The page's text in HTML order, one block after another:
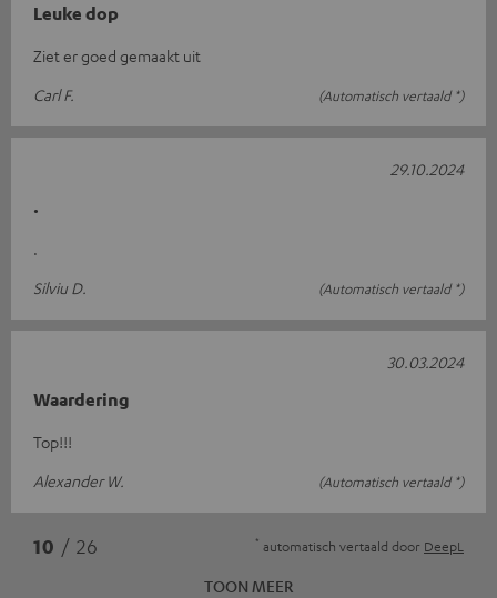
Leuke dop
Ziet er goed gemaakt uit
Carl F.
(Automatisch vertaald *)
.
.
Silviu D.
(Automatisch vertaald *)
29.10.2024
Waardering
Top!!!
Alexander W.
(Automatisch vertaald *)
30.03.2024
10 / 26 * automatisch vertaald door DeepL
TOON MEER